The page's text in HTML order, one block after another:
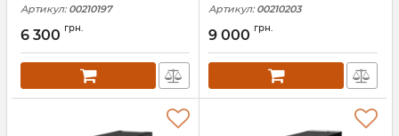
Артикул: 00210197
6 300 грн.
Артикул: 00210203
9 000 грн.